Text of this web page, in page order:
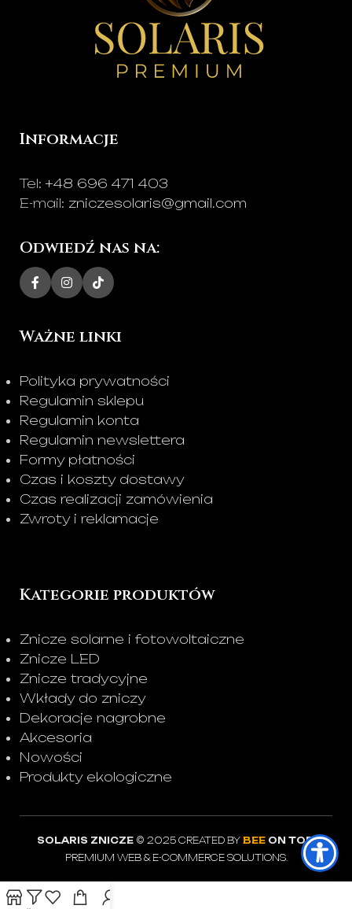
Informacje
Tel: +48 696 471 403
E-mail: zniczesolaris@gmail.com
Odwiedź nas na:
Ważne linki
Polityka prywatności
Regulamin sklepu
Regulamin konta
Regulamin newslettera
Formy płatności
Czas i koszty dostawy
Czas realizacji zamówienia
Zwroty i reklamacje
Kategorie produktów
Znicze solarne i fotowoltaiczne
Znicze LED
Znicze tradycyjne
Wkłady do zniczy
Dekoracje nagrobne
Akcesoria
Nowości
Produkty ekologiczne
SOLARIS ZNICZE © 2025 CREATED BY BEE ON TOP.
PREMIUM WEB & E-COMMERCE SOLUTIONS.